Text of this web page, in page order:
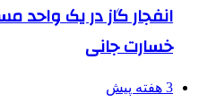
انفجار گاز در یک واحد
خسارت جانی
3 هفته پیش